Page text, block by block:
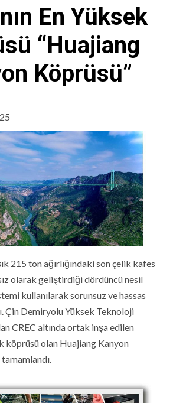
En Yüksek
“Huajiang
Köprüsü”
215 ton ağırlığındaki son çelik kafes
olarak geliştirdiği dördüncü nesil
kullanılarak sorunsuz ve hassas
Çin Demiryolu Yüksek Teknoloji
CREC altında ortak inşa edilen
köprüsü olan Huajiang Kanyon